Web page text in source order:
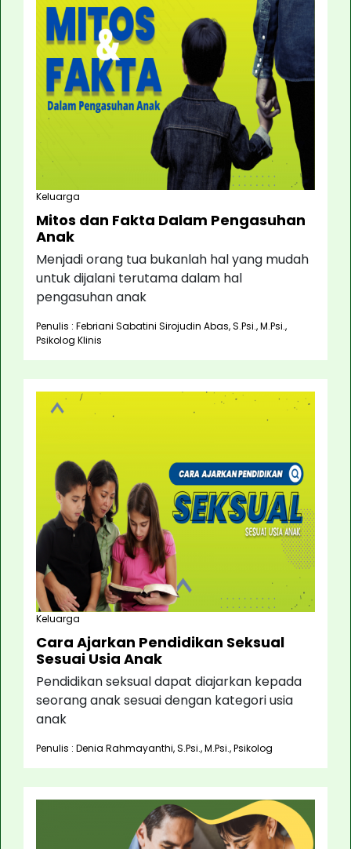
Keluarga
Mitos dan Fakta Dalam Pengasuhan
Anak
Menjadi orang tua bukanlah hal yang mudah
untuk dijalani terutama dalam hal
pengasuhan anak
Penulis : Febriani Sabatini Sirojudin Abas, S.Psi., M.Psi.,
Psikolog Klinis
Keluarga
Cara Ajarkan Pendidikan Seksual
Sesuai Usia Anak
Pendidikan seksual dapat diajarkan kepada
seorang anak sesuai dengan kategori usia
anak
Penulis : Denia Rahmayanthi, S.Psi., M.Psi., Psikolog